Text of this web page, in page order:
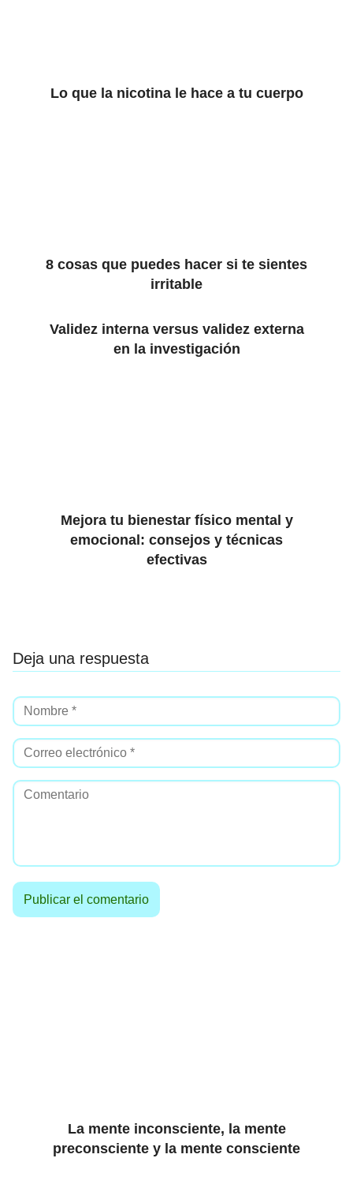
Lo que la nicotina le hace a tu cuerpo
8 cosas que puedes hacer si te sientes
irritable
Validez interna versus validez externa
en la investigación
Mejora tu bienestar físico mental y
emocional: consejos y técnicas
efectivas
Deja una respuesta
La mente inconsciente, la mente
preconsciente y la mente consciente